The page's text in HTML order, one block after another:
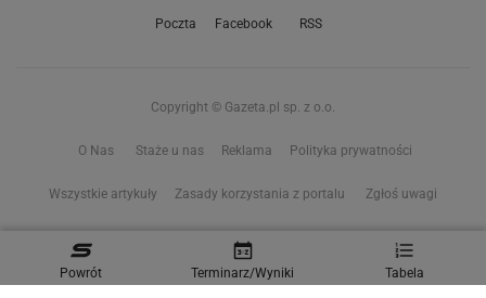
Powrót Terminarz/Wyniki Tabela
Poczta Facebook RSS
Copyright © Gazeta.pl sp. z o.o.
O Nas Staże u nas Reklama Polityka prywatności
Wszystkie artykuły Zasady korzystania z portalu Zgłoś uwagi